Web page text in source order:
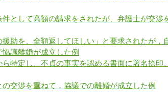
として高額の請求をされたが、弁護士が交渉
助を、全額返してほしい」と要求されたが，
議離婚が成立した例
特定し、不貞の事実を認める書面に署名捺印
交渉を重ねて，協議での離婚が成立した例